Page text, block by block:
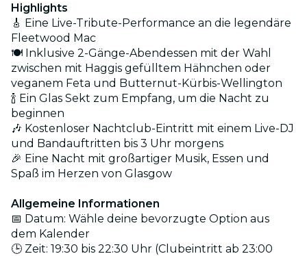
Highlights
🎸 Eine Live-Tribute-Performance an die legendäre
Fleetwood Mac
🍽️ Inklusive 2-Gänge-Abendessen mit der Wahl
zwischen mit Haggis gefülltem Hähnchen oder
veganem Feta und Butternut-Kürbis-Wellington
🍾 Ein Glas Sekt zum Empfang, um die Nacht zu
beginnen
🎶 Kostenloser Nachtclub-Eintritt mit einem Live-DJ
und Bandauftritten bis 3 Uhr morgens
🎉 Eine Nacht mit großartiger Musik, Essen und
Spaß im Herzen von Glasgow
Allgemeine Informationen
📅 Datum: Wähle deine bevorzugte Option aus
dem Kalender
🕒 Zeit: 19:30 bis 22:30 Uhr (Clubeintritt ab 23:00